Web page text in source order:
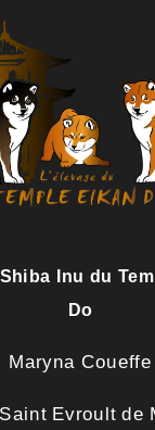
Inu du
Do
Maryna Coueffe
Evroult de